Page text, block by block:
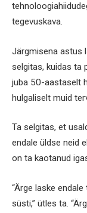
tegevuskava.
Järgmisena astus
selgitas, kuidas ta
juba 50-aastaselt
hulgaliselt muid
Ta selgitas, et
endale üldse neid
on ta kaotanud
“Ärge laske
süsti,” ütles ta.